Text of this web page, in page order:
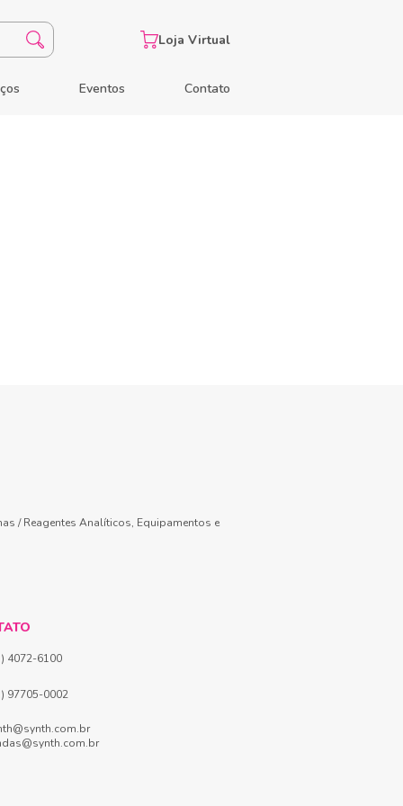
Eventos Contato
Loja Virtual
/ Reagentes Analíticos, Equipamentos e
4072-6100
97705-0002